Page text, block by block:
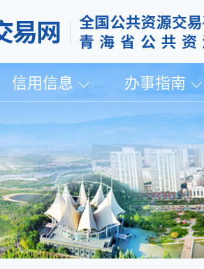
信用信息 办事指南